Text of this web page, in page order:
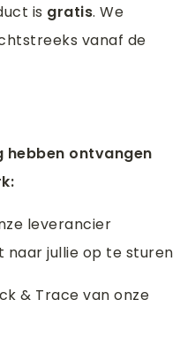
is gratis. We
vanaf de
hebben ontvangen
leverancier
jullie op te sturen
& Trace van onze